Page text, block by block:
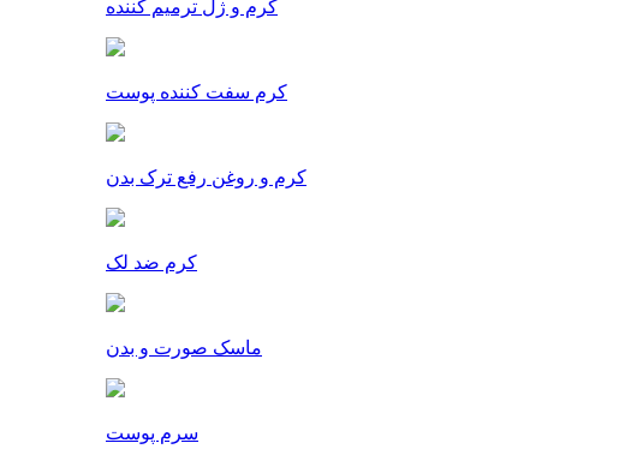
کرم و ژل ترمیم کننده
کرم سفت کننده پوست
کرم و روغن رفع ترک بدن
کرم ضد لک
ماسک صورت و بدن
سرم پوست